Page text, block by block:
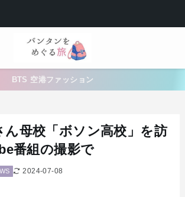
BTS 空港ファッション
ん母校「ボソン高校」を訪
番組の撮影で
2024-07-08